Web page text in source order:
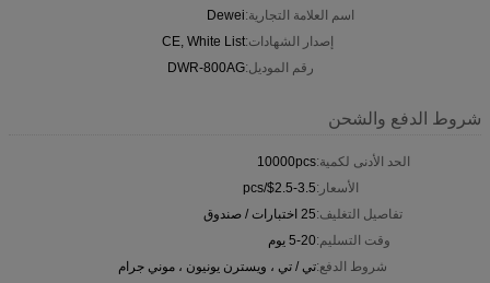
اسم العلامة التجارية:Dewei
إصدار الشهادات:CE, White List
رقم الموديل:DWR-800AG
شروط الدفع والشحن
الحد الأدنى لكمية:10000pcs
الأسعار:$2.5-3.5/pcs
تفاصيل التغليف:25 اختبارات / صندوق
وقت التسليم:5-20 يوم
شروط الدفع:تي / تي ، ويسترن يونيون ، موني جرام